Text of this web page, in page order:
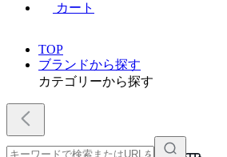
カート
TOP
ブランドから探す
カテゴリーから探す